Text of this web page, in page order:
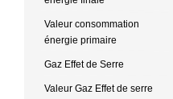
Valeur consommation
énergie primaire
Gaz Effet de Serre
Valeur Gaz Effet de serre